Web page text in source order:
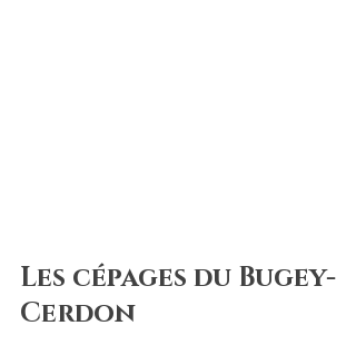
Les cépages du Bugey-
Cerdon